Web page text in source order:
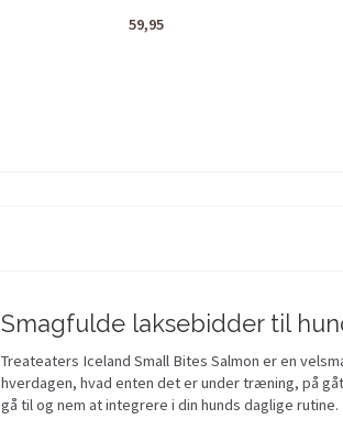
59,95
Smagfulde laksebidder til
Treateaters Iceland Small Bites Salmon er en
hverdagen, hvad enten det er under træning, på
gå til og nem at integrere i din hunds daglige rutine.